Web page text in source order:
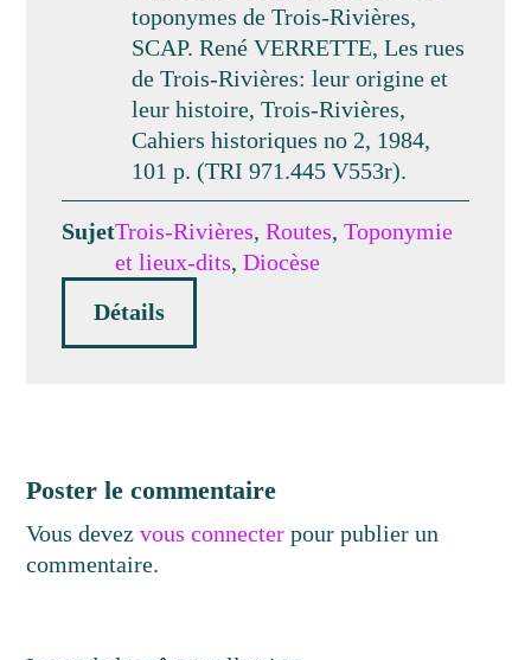
toponymes de Trois-Rivières,
SCAP. René VERRETTE, Les rues
de Trois-Rivières: leur origine et
leur histoire, Trois-Rivières,
Cahiers historiques no 2, 1984,
101 p. (TRI 971.445 V553r).
SujetTrois-Rivières,Routes,Toponymie
et lieux-dits,Diocèse
Détails
Poster le commentaire
Vous devezvous connecter pour publier un
commentaire.